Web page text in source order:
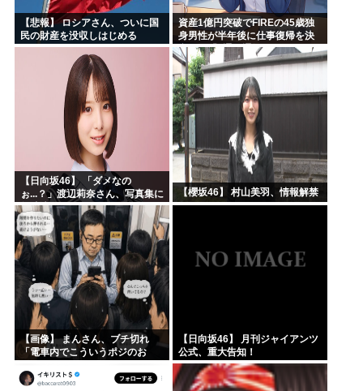
【悲報】 ロシアさん、ついに国
民の財産を没収しはじめる
資産1億円突破でFIREの45歳独
身男性が半年後に仕事復帰を決
意した「1通の通知」
【日向坂46】 「ダメなの
ぉ...？」渡辺莉奈さん、写真集に
興味津々
【櫻坂46】 村山美羽、情報解禁
【画像】 まんさん、ブチ切れ
「電車内でこういうポジのお
【日向坂46】 月刊ジャイアンツ
公式、重大告知！